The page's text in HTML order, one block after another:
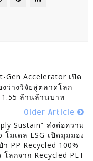
Accelerator เปิด
ว่างวิจัยสู่ตลาดโลก
ล้านล้านบาท
Older Article
Sustain” ส่งต่อความ
มเดล ESG เปิดมุมมอง
PP Recycled 100% -
โลกจาก Recycled PET